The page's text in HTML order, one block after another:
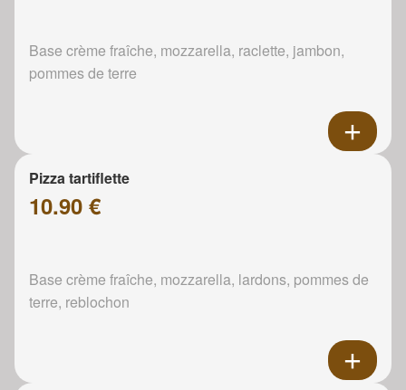
Base crème fraîche, mozzarella, raclette, jambon,
pommes de terre
Pizza tartiflette
10.90 €
Base crème fraîche, mozzarella, lardons, pommes de
terre, reblochon